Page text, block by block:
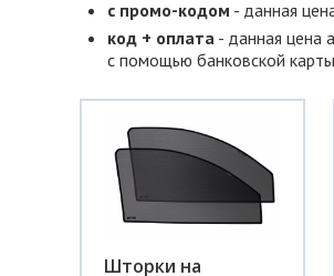
с промо-кодом - данная
код + оплата - данная цена
с помощью банковской
Шторки на